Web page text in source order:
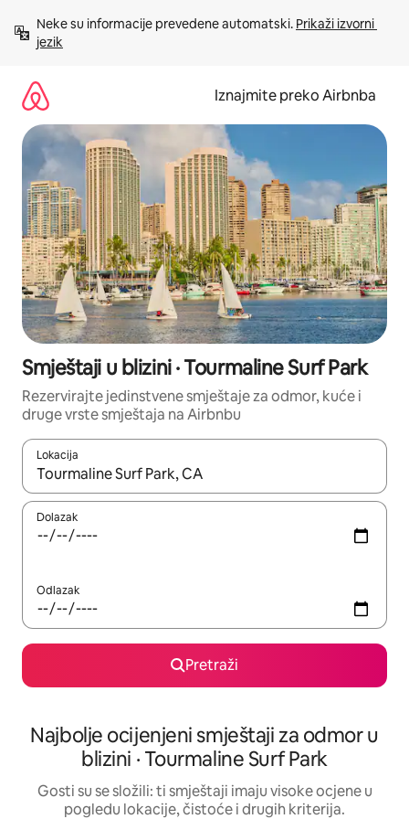
sadržaj
Neke su informacije prevedene automatski. Prikaži izvorni
jezik
Iznajmite preko Airbnba
Smještaji u blizini · Tourmaline Surf Park
Rezervirajte jedinstvene smještaje za odmor, kuće i
druge vrste smještaja na Airbnbu
Lokacija
Kada budu dostupni rezultati, moći ćete ih pregledati
Dolazak
Odlazak
Pretraži
Najbolje ocijenjeni smještaji za odmor u
blizini · Tourmaline Surf Park
Gosti su se složili: ti smještaji imaju visoke ocjene u
pogledu lokacije, čistoće i drugih kriterija.